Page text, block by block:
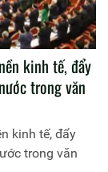
kinh tế, đẩy
trong văn
kinh tế, đẩy
trong văn